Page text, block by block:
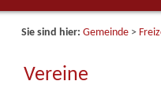
Sie sind hier: Gemeinde >
Vereine